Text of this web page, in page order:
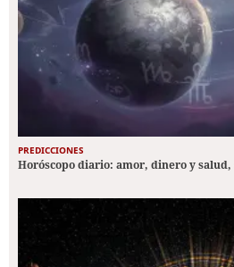
PREDICCIONES
Horóscopo diario: amor, dinero y salud,